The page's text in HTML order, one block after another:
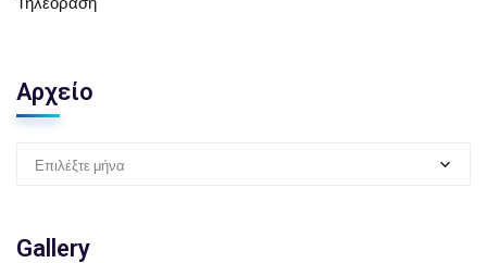
Αρχείο
Επιλέξτε μήνα
Gallery